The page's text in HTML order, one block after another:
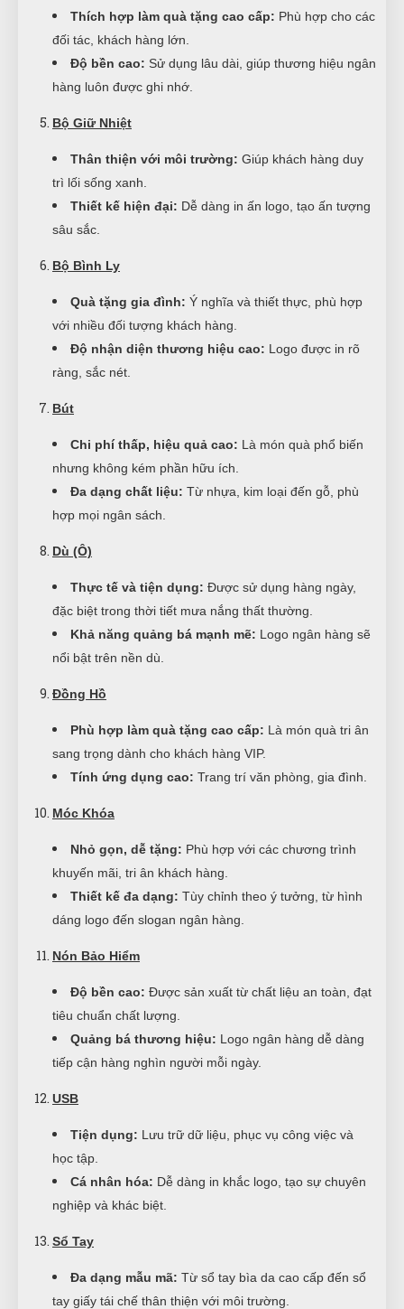
Thích hợp làm quà tặng cao cấp: Phù hợp cho các
đối tác, khách hàng lớn.
Độ bền cao: Sử dụng lâu dài, giúp thương hiệu ngân
hàng luôn được ghi nhớ.
Bộ Giữ Nhiệt
Thân thiện với môi trường: Giúp khách hàng duy
trì lối sống xanh.
Thiết kế hiện đại: Dễ dàng in ấn logo, tạo ấn tượng
sâu sắc.
Bộ Bình Ly
Quà tặng gia đình: Ý nghĩa và thiết thực, phù hợp
với nhiều đối tượng khách hàng.
Độ nhận diện thương hiệu cao: Logo được in rõ
ràng, sắc nét.
Bút
Chi phí thấp, hiệu quả cao: Là món quà phổ biến
nhưng không kém phần hữu ích.
Đa dạng chất liệu: Từ nhựa, kim loại đến gỗ, phù
hợp mọi ngân sách.
Dù (Ô)
Thực tế và tiện dụng: Được sử dụng hàng ngày,
đặc biệt trong thời tiết mưa nắng thất thường.
Khả năng quảng bá mạnh mẽ: Logo ngân hàng sẽ
nổi bật trên nền dù.
Đồng Hồ
Phù hợp làm quà tặng cao cấp: Là món quà tri ân
sang trọng dành cho khách hàng VIP.
Tính ứng dụng cao: Trang trí văn phòng, gia đình.
Móc Khóa
Nhỏ gọn, dễ tặng: Phù hợp với các chương trình
khuyến mãi, tri ân khách hàng.
Thiết kế đa dạng: Tùy chỉnh theo ý tưởng, từ hình
dáng logo đến slogan ngân hàng.
Nón Bảo Hiểm
Độ bền cao: Được sản xuất từ chất liệu an toàn, đạt
tiêu chuẩn chất lượng.
Quảng bá thương hiệu: Logo ngân hàng dễ dàng
tiếp cận hàng nghìn người mỗi ngày.
USB
Tiện dụng: Lưu trữ dữ liệu, phục vụ công việc và
học tập.
Cá nhân hóa: Dễ dàng in khắc logo, tạo sự chuyên
nghiệp và khác biệt.
Sổ Tay
Đa dạng mẫu mã: Từ sổ tay bìa da cao cấp đến sổ
tay giấy tái chế thân thiện với môi trường.